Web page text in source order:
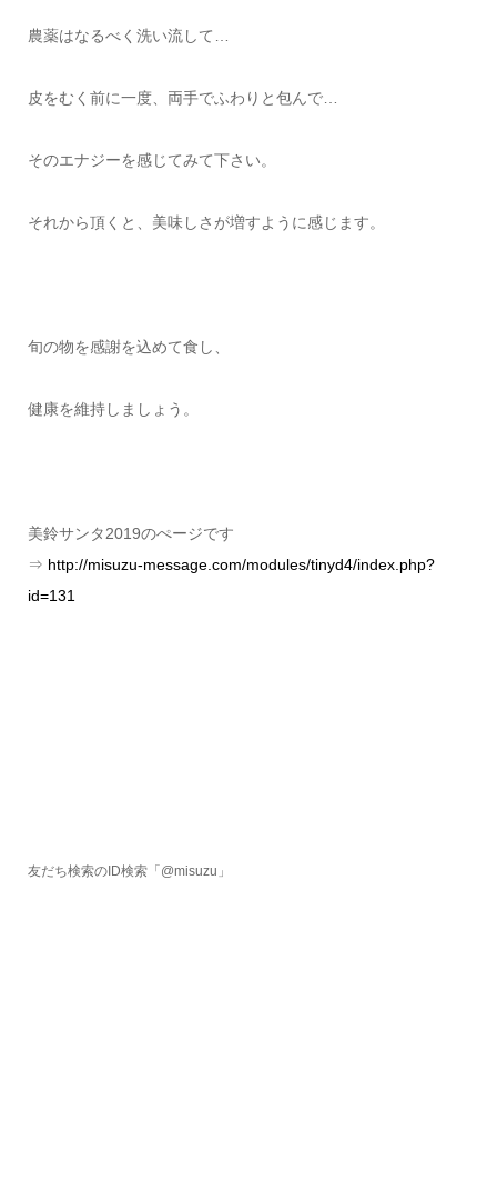
農薬はなるべく洗い流して…
皮をむく前に一度、両手でふわりと包んで…
そのエナジーを感じてみて下さい。
それから頂くと、美味しさが増すように感じます。
旬の物を感謝を込めて食し、
健康を維持しましょう。
美鈴サンタ2019のぺージです
⇒ http://misuzu-message.com/modules/tinyd4/index.php?
id=131
友だち検索のID検索「@misuzu」